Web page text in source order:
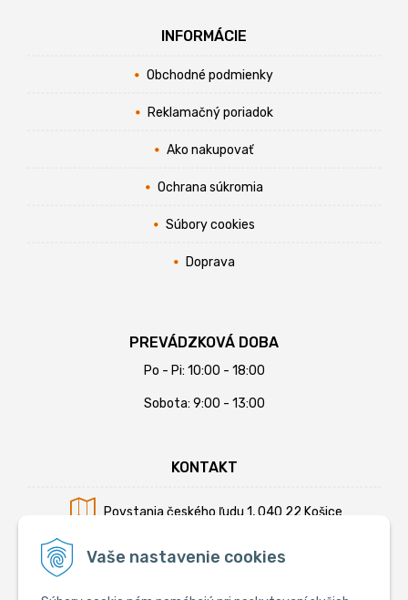
Vaše nastavenie cookies
INFORMÁCIE
Obchodné podmienky
Reklamačný poriadok
Ako nakupovať
Ochrana súkromia
Súbory cookies
Doprava
PREVÁDZKOVÁ DOBA
Po - Pi: 10:00 - 18:00
Sobota: 9:00 - 13:00
KONTAKT
Povstania českého ľudu 1, 040 22 Košice
Mobil:+421 902 794 355